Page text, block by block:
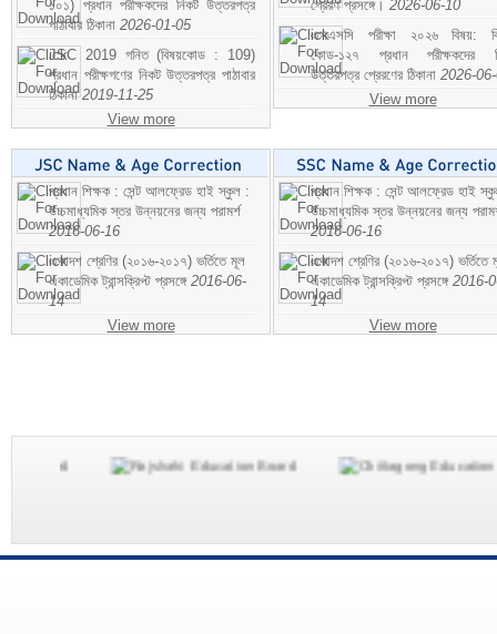
১০১) প্রধান পরীক্ষকদের নিকট উত্তরপত্র
পাঠাবার ঠিকানা 2026-01-05
JSC 2019 গনিত (বিষয়কোড : 109)
প্রধান পরীক্ষগণের নিকট উত্তরপত্র পাঠাবার
ঠিকানা2019-11-25
View more
প্রেরণ প্রসঙ্গে। 2026-06-10
এসএসসি পরীক্ষা ২০২৬ বিষয়:
কোড-১২৭ প্রধান পরীক্ষকদের
উত্তরপত্র প্রেরণের ঠিকানা 2026-
View more
প্রধান শিক্ষক : সেন্ট আলফ্রেড হাই স্কুল :
উচ্চমাধ্যমিক স্তর উন্নয়নের জন্য পরামর্শ
2016-06-16
একাদশ শ্রেণির (২০১৬-২০১৭) ভর্তিতে মূল
একাডেমিক ট্রান্সক্রিপ্ট প্রসঙ্গে 2016-06-
14
View more
প্রধান শিক্ষক : সেন্ট আলফ্রেড হাই
উচ্চমাধ্যমিক স্তর উন্নয়নের জন্য
2016-06-16
একাদশ শ্রেণির (২০১৬-২০১৭) ভর্তিতে
একাডেমিক ট্রান্সক্রিপ্ট প্রসঙ্গে 2016-
14
View more